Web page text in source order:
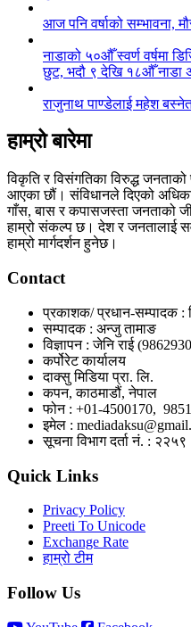
आज पनि वर्षाको सम्भावना,
नाडाको ५०औँ स्वर्ण वर्षमा
छुट, भदौ ९ देखि १८औँ नाडा
राजुनाथ पाण्डेलाई महेश
हाम्रो बारेमा
विकृति र विसंगतिका विरुद्ध जनताको
आएका छौं। संविधानले दिएको
गाँस, बास र कपासजस्ता जनताको
हाम्रो संकल्प छ। देश र जनतालाई
हाम्रो मार्गदर्शन हुनेछ।
Contact
प्रकाशक/ प्रधान-सम्पादक :
सम्पादक : अन्जु तामाङ
विज्ञापन : जेनि राई
कर्पोरेट कार्यालय
दाक्सु मिडिया प्रा. लि.
कपन, काठमाडौं, नेपाल
फोन : +01-4500170,
इमेल :
सूचना विभाग दर्ता नं. : २२५९
Quick Links
Privacy Policy
Preeti To Unicode
Exchange Rate
हाम्रो टीम
Follow Us